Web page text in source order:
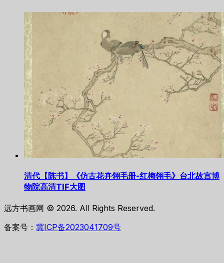
清代【陈书】《仿古花卉翎毛册-红梅翎毛》台北故宫博
物院高清TIF大图
远方书画网 © 2026. All Rights Reserved.
备案号： 冀ICP备2023041709号